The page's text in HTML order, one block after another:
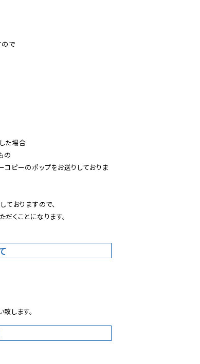
で
た場合
の
ピーのポップをお送りしておりま
ておりますので、
くことになります。
します。